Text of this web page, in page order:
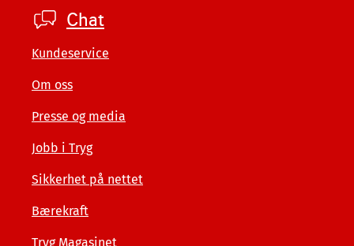
Footer
private
Chat
Kundeservice
Om oss
Presse og media
Jobb i Tryg
Sikkerhet på nettet
Bærekraft
Tryg Magasinet